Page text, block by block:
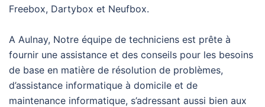
Freebox, Dartybox et Neufbox.
A Aulnay, Notre équipe de techniciens est prête à
fournir une assistance et des conseils pour les besoins
de base en matière de résolution de problèmes,
d’assistance informatique à domicile et de
maintenance informatique, s’adressant aussi bien aux